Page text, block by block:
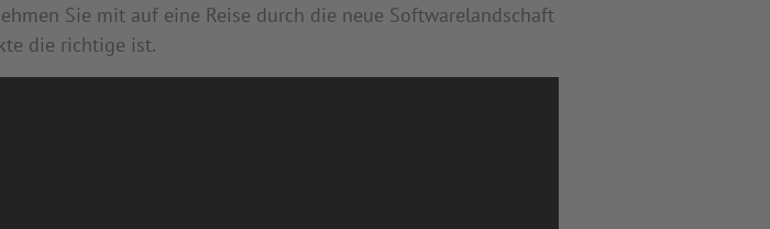
Sie mit auf eine Reise durch die neue Softwarelandschaft
die richtige ist.